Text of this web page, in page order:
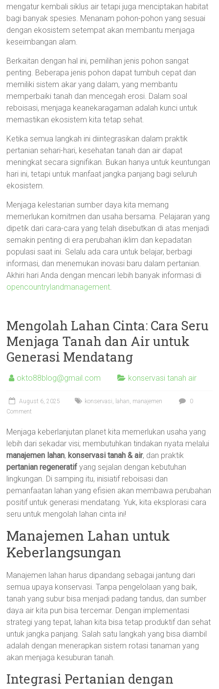
mengatur kembali siklus air tetapi juga menciptakan habitat
bagi banyak spesies. Menanam pohon-pohon yang sesuai
dengan ekosistem setempat akan membantu menjaga
keseimbangan alam.
Berkaitan dengan hal ini, pemilihan jenis pohon sangat
penting. Beberapa jenis pohon dapat tumbuh cepat dan
memiliki sistem akar yang dalam, yang membantu
memperbaiki tanah dan mencegah erosi. Dalam soal
reboisasi, menjaga keanekaragaman adalah kunci untuk
memastikan ekosistem kita tetap sehat.
Ketika semua langkah ini diintegrasikan dalam praktik
pertanian sehari-hari, kesehatan tanah dan air dapat
meningkat secara signifikan. Bukan hanya untuk keuntungan
hari ini, tetapi untuk manfaat jangka panjang bagi seluruh
ekosistem.
Menjaga kelestarian sumber daya kita memang
memerlukan komitmen dan usaha bersama. Pelajaran yang
dipetik dari cara-cara yang telah disebutkan di atas menjadi
semakin penting di era perubahan iklim dan kepadatan
populasi saat ini. Selalu ada cara untuk belajar, berbagi
informasi, dan menemukan inovasi baru dalam pertanian.
Akhiri hari Anda dengan mencari lebih banyak informasi di
opencountrylandmanagement.
Mengolah Lahan Cinta: Cara Seru
Menjaga Tanah dan Air untuk
Generasi Mendatang
okto88blog@gmail.com konservasi tanah air
August 6, 2025 konservasi, lahan, manajemen
0
Comment
Menjaga keberlanjutan planet kita memerlukan usaha yang
lebih dari sekadar visi; membutuhkan tindakan nyata melalui
manajemen lahan, konservasi tanah & air, dan praktik
pertanian regeneratif yang sejalan dengan kebutuhan
lingkungan. Di samping itu, inisiatif reboisasi dan
pemanfaatan lahan yang efisien akan membawa perubahan
positif untuk generasi mendatang. Yuk, kita eksplorasi cara
seru untuk mengolah lahan cinta ini!
Manajemen Lahan untuk
Keberlangsungan
Manajemen lahan harus dipandang sebagai jantung dari
semua upaya konservasi. Tanpa pengelolaan yang baik,
tanah yang subur bisa menjadi padang tandus, dan sumber
daya air kita pun bisa tercemar. Dengan implementasi
strategi yang tepat, lahan kita bisa tetap produktif dan sehat
untuk jangka panjang. Salah satu langkah yang bisa diambil
adalah dengan menerapkan sistem rotasi tanaman yang
akan menjaga kesuburan tanah.
Integrasi Pertanian dengan